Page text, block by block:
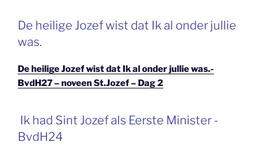
De heilige Jozef wist dat Ik al onder jullie
was.
De heilige Jozef wist dat Ik al onder jullie was.-
BvdH27 – noveen St.Jozef – Dag 2
Ik had Sint Jozef als Eerste Minister -
BvdH24